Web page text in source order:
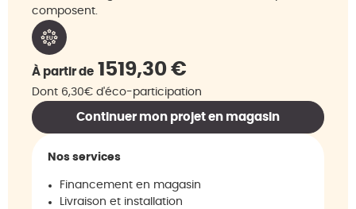
composent.
À partir de 1519,30 €
Dont 6,30€ d'éco-participation
Continuer mon projet en magasin
Nos services
Financement en magasin
Livraison et installation